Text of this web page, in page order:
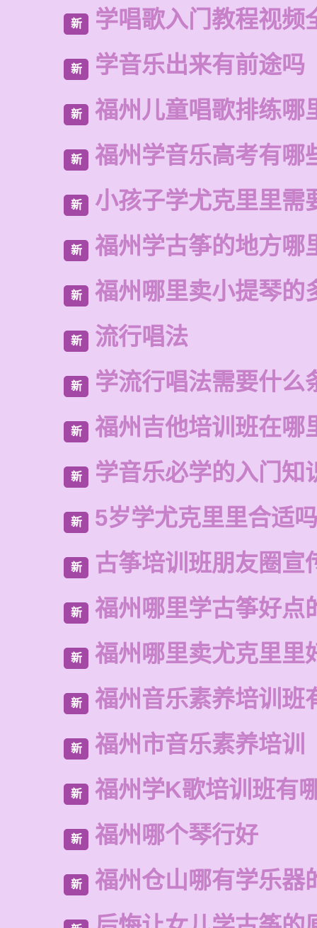
新 学唱歌入门教程视频
新 学音乐出来有前途吗
新 福州儿童唱歌排练哪
新 福州学音乐高考有哪
新 小孩子学尤克里里需
新 福州学古筝的地方哪
新 福州哪里卖小提琴的
新 流行唱法
新 学流行唱法需要什么
新 福州吉他培训班在哪
新 学音乐必学的入门知
新 5岁学尤克里里合适
新 古筝培训班朋友圈宣
新 福州哪里学古筝好点
新 福州哪里卖尤克里里
新 福州音乐素养培训班
新 福州市音乐素养培训
新 福州学K歌培训班有
新 福州哪个琴行好
新 福州仓山哪有学乐器